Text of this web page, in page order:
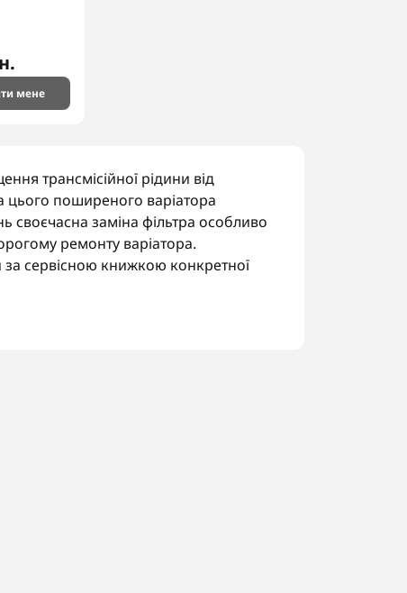
мене
трансмісійної рідини від
цього поширеного варіатора
своєчасна заміна фільтра особливо
ремонту варіатора.
сервісною книжкою конкретної